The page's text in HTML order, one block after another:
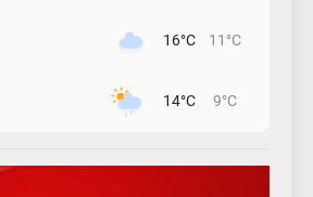
16°C 11°C
14°C 9°C
13°C 11°C